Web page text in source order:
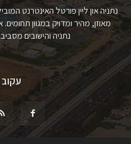
נתניה און ליין פורטל האינטרנט
מאוזן, מהיר ומדויק במגוון
נתניה והישובים מסביב. טלפון:
עקוב